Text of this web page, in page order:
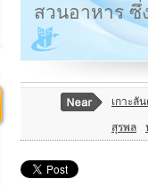
สวนอาหาร ซึ่
เกาะลั
สุรพล